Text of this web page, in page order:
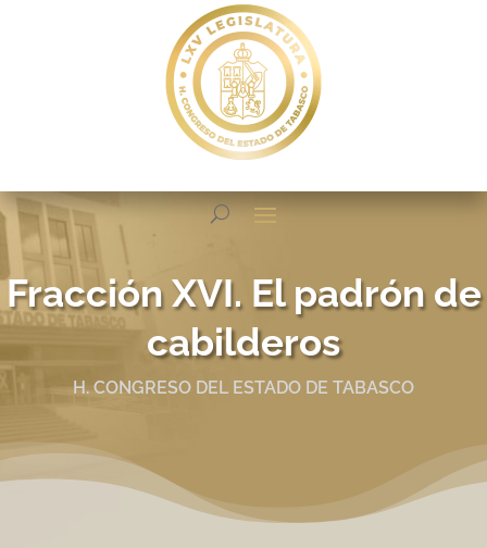
Fracción XVI. El padrón de
cabilderos
H. CONGRESO DEL ESTADO DE TABASCO